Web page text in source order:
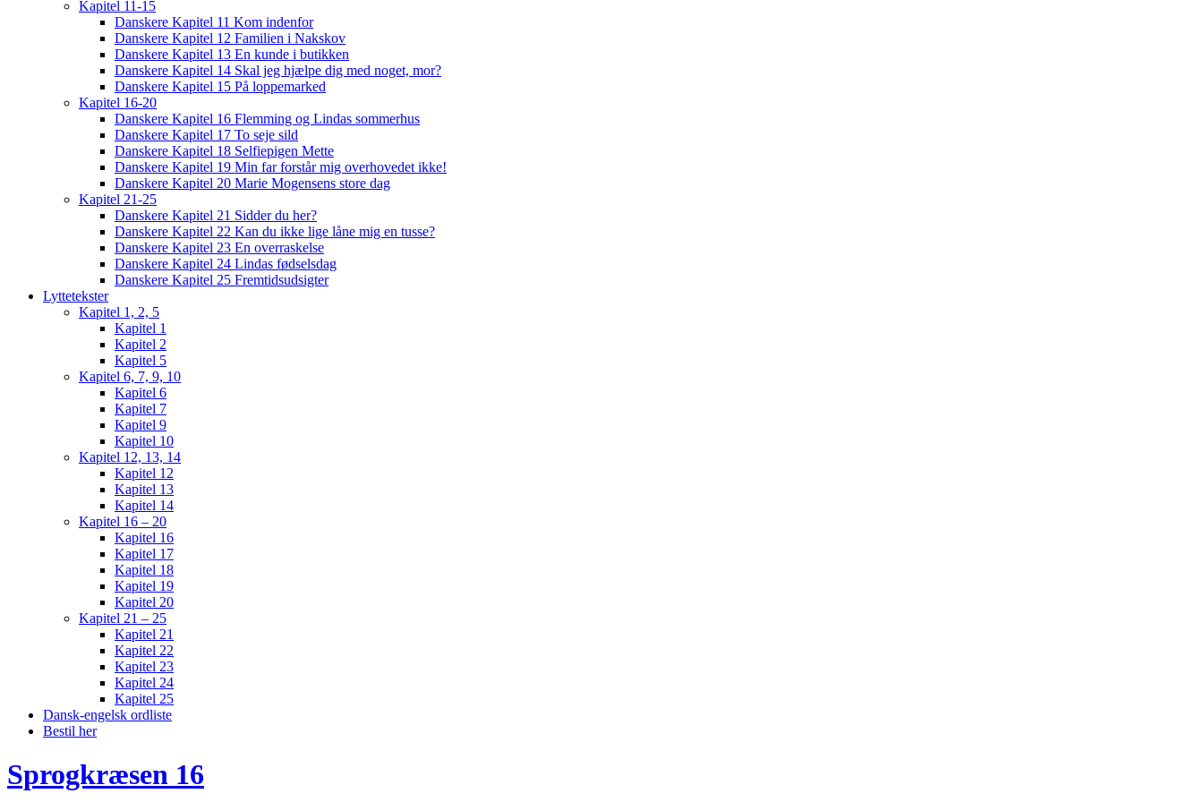
Kapitel 11-15
Danskere Kapitel 11 Kom indenfor
Danskere Kapitel 12 Familien i Nakskov
Danskere Kapitel 13 En kunde i butikken
Danskere Kapitel 14 Skal jeg hjælpe dig med noget, mor?
Danskere Kapitel 15 På loppemarked
Kapitel 16-20
Danskere Kapitel 16 Flemming og Lindas sommerhus
Danskere Kapitel 17 To seje sild
Danskere Kapitel 18 Selfiepigen Mette
Danskere Kapitel 19 Min far forstår mig overhovedet ikke!
Danskere Kapitel 20 Marie Mogensens store dag
Kapitel 21-25
Danskere Kapitel 21 Sidder du her?
Danskere Kapitel 22 Kan du ikke lige låne mig en tusse?
Danskere Kapitel 23 En overraskelse
Danskere Kapitel 24 Lindas fødselsdag
Danskere Kapitel 25 Fremtidsudsigter
Lyttetekster
Kapitel 1, 2, 5
Kapitel 1
Kapitel 2
Kapitel 5
Kapitel 6, 7, 9, 10
Kapitel 6
Kapitel 7
Kapitel 9
Kapitel 10
Kapitel 12, 13, 14
Kapitel 12
Kapitel 13
Kapitel 14
Kapitel 16 – 20
Kapitel 16
Kapitel 17
Kapitel 18
Kapitel 19
Kapitel 20
Kapitel 21 – 25
Kapitel 21
Kapitel 22
Kapitel 23
Kapitel 24
Kapitel 25
Dansk-engelsk ordliste
Bestil her
Sprogkræsen 16